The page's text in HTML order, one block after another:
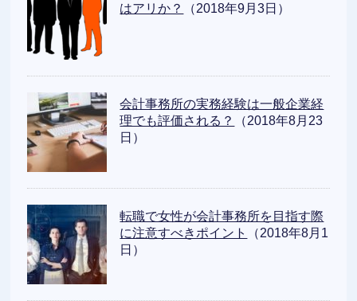
はアリか？
（2018年9月3日）
会計事務所の実務経験は一般企業経
理でも評価される？
（2018年8月23
日）
転職で女性が会計事務所を目指す際
に注意すべきポイント
（2018年8月1
日）